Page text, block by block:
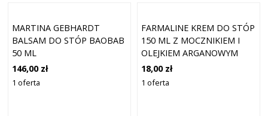
MARTINA GEBHARDT
BALSAM DO STÓP BAOBAB
50 ML
146,00 zł
1 oferta
FARMALINE KREM DO STÓP
150 ML Z MOCZNIKIEM I
OLEJKIEM ARGANOWYM
18,00 zł
1 oferta